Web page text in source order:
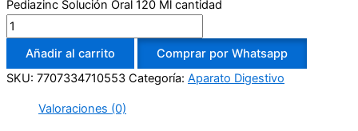
Pediazinc Solución Oral 120 Ml cantidad
Añadir al carrito
Comprar por Whatsapp
SKU: 7707334710553 Categoría: Aparato Digestivo
Valoraciones (0)